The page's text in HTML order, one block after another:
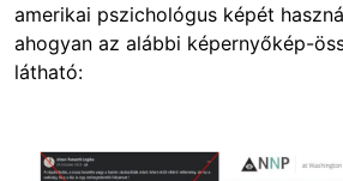
amerikai pszichológus képét
ahogyan az alábbi képernyőkép-
látható:
Image